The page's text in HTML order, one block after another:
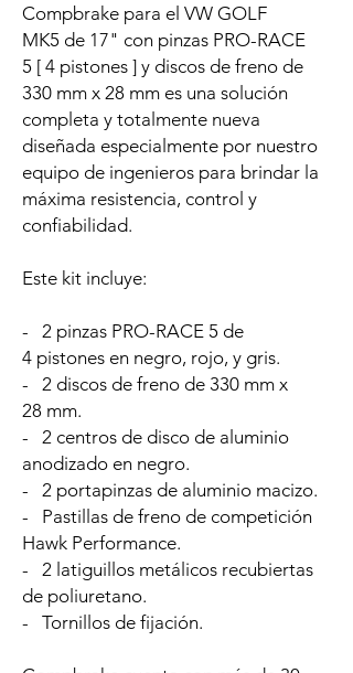
Compbrake para el VW GOLF
MK5 de 17" con pinzas PRO-RACE
5 [ 4 pistones ] y discos de freno de
330 mm x 28 mm es una solución
completa y totalmente nueva
diseñada especialmente por nuestro
equipo de ingenieros para brindar la
máxima resistencia, control y
confiabilidad.
Este kit incluye:
- 2 pinzas PRO-RACE 5 de
4 pistones en negro, rojo, y gris.
- 2 discos de freno de 330 mm x
28 mm.
- 2 centros de disco de aluminio
anodizado en negro.
- 2 portapinzas de aluminio macizo.
- Pastillas de freno de competición
Hawk Performance.
- 2 latiguillos metálicos recubiertas
de poliuretano.
- Tornillos de fijación.